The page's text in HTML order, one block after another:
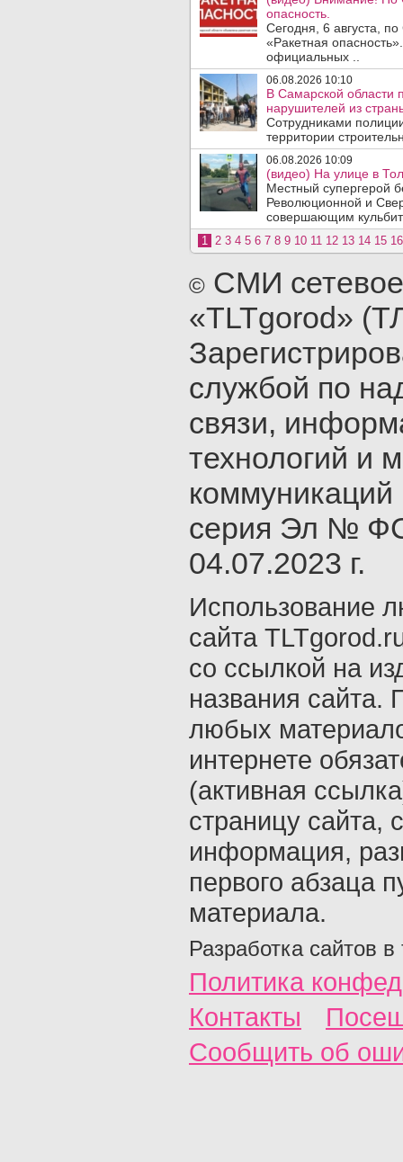
опасность.
Сегодня, 6 августа,
«Ракетная
официальных ..
06.08.2026 10:10
В Самарской области
нарушителей из
Сотрудниками
территории
06.08.2026 10:09
(видео) На улице в
Местный супергерой
Революционной и
совершающим
1 2 3 4 5 6 7 8 9 10 11 12 13 14 15 16
© СМИ
«TLTgorod»
службой по
связи,
технологий и
серия Эл №
04.07.2023 г.
Использование
сайта
со ссылкой на
названия сайта.
любых
интернете
(активная
страницу сайта,
информация,
первого абзаца
материала.
Разработка сайтов в
Политика
Контакты
Сообщить об